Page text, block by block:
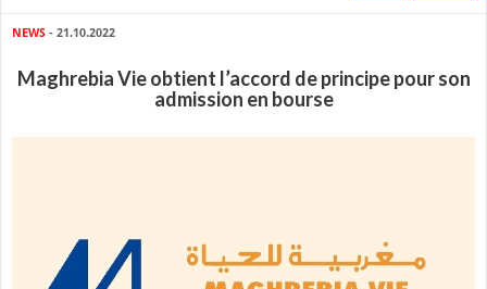
NEWS - 21.10.2022
Maghrebia Vie obtient l’accord de principe pour son
admission en bourse